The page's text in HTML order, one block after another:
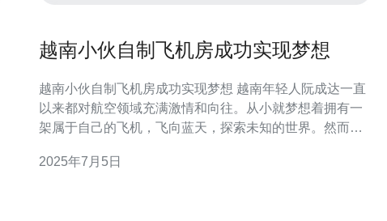
越南小伙自制飞机房成功实现梦想
越南小伙自制飞机房成功实现梦想 越南年轻人阮成达一直
以来都对航空领域充满激情和向往。从小就梦想着拥有一
架属于自己的飞机，飞向蓝天，探索未知的世界。然而，
寻找了一种更为创新的方式。 阮成达决定尝试自制飞机
2025年7月5日